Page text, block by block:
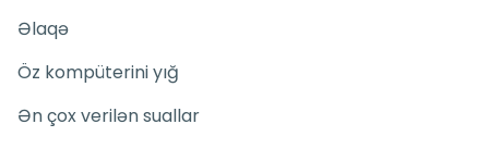
Əlaqə
Öz kompüterini yığ
Ən çox verilən suallar